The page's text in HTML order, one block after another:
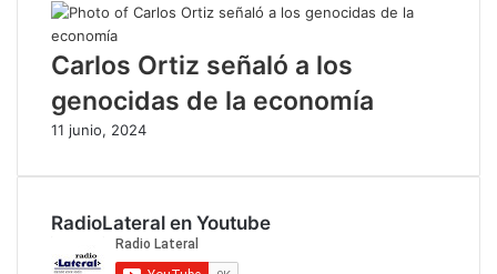
Carlos Ortiz señaló a los
genocidas de la economía
11 junio, 2024
RadioLateral en Youtube